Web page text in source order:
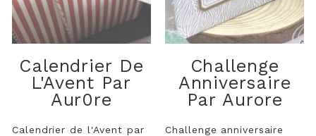
Calendrier De
L'Avent Par
Aur0re
Calendrier de l'Avent par
Challenge
Anniversaire
Par Aurore
Challenge anniversaire